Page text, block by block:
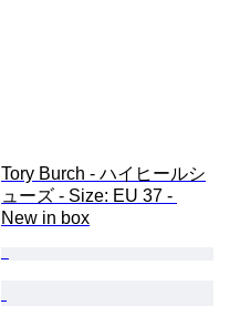
Tory Burch - ハイヒールシ
ューズ - Size: EU 37 -
New in box